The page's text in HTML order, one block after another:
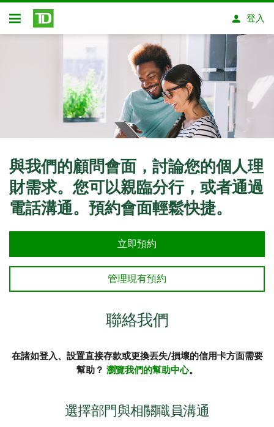
略過進入主要內容
開放式房屋貸款
登入
與我們的顧問會面，討論您的個人理
財需求。您可以親臨分行，或者通過
電話溝通。預約會面輕鬆快捷。
立即預約
管理現有預約
聯絡我們
在諸如登入、設置直接存款或更換丟失/損壞的信用卡方面需要
幫助？ 瀏覽我們的幫助中心。
選擇部門與相關職員溝通